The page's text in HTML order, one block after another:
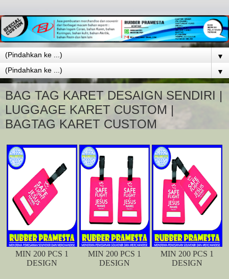
▼
▼
BAG TAG KARET DESAIGN SENDIRI |
LUGGAGE KARET CUSTOM |
BAGTAG KARET CUSTOM
MIN 200 PCS 1
DESIGN
MIN 200 PCS 1
DESIGN
MIN 200 PCS 1
DESIGN